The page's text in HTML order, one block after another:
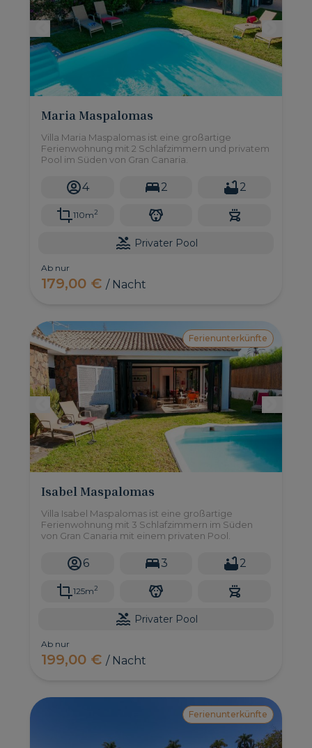
Maria Maspalomas
Villa Maria Maspalomas ist eine großartige
Ferienwohnung mit 2 Schlafzimmern und privatem
Pool im Süden von Gran Canaria.
4 2 2
110m2
Privater Pool
Ab nur
179,00 €/ Nacht
Ferienunterkünfte
Isabel Maspalomas
Villa Isabel Maspalomas ist eine großartige
Ferienwohnung mit 3 Schlafzimmern im Süden
von Gran Canaria mit einem privaten Pool.
6 3 2
125m2
Privater Pool
Ab nur
199,00 €/ Nacht
Ferienunterkünfte